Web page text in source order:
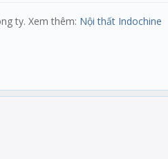
ty. Xem thêm: Nội thất Indochine